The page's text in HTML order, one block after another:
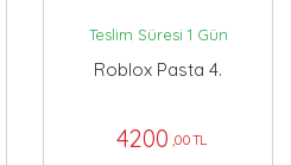
Teslim Süresi 1 Gün
Roblox Pasta 4.
4200 ,00 TL